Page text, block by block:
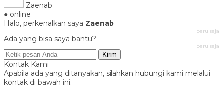
Zaenab
● online
Halo, perkenalkan saya Zaenab
baru saja
Ada yang bisa saya bantu?
baru saja
Kirim
Kontak Kami
Apabila ada yang ditanyakan, silahkan hubungi kami melalui
kontak di bawah ini.